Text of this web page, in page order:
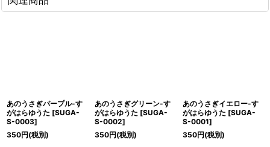
あのうさぎパープル-す
がはらゆうた [SUGA-
S-0003]
350円(税別)
あのうさぎグリーン-す
がはらゆうた [SUGA-
S-0002]
350円(税別)
あのうさぎイエロー-す
がはらゆうた [SUGA-
S-0001]
350円(税別)